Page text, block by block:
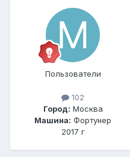
Пользователи
102
Город: Москва
Машина: Фортунер
2017 г